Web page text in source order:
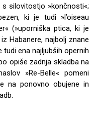
s silovitostjo »končnosti«;
ki je tudi »l’oiseau
(»uporniška ptica, ki je
Habanere, najbolj znane
tudi ena najljubših opernih
opiše zadnja skladba na
»Re-Belle« pomeni
na ponovno obujene in